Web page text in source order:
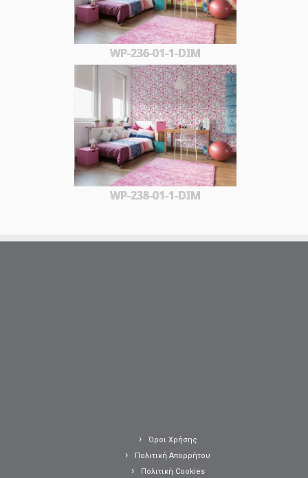
WP-236-01-1-DIM
WP-238-01-1-DIM
Όροι Χρήσης
Πολιτική Απορρήτου
Πολιτική Cookies